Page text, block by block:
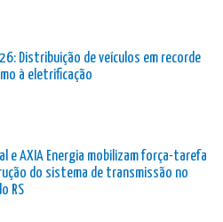
Distribuição de veículos em recorde
à eletrificação
e AXIA Energia mobilizam força-tarefa
do sistema de transmissão no
RS